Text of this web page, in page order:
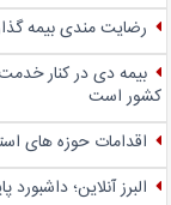
رضایت مندی بیمه
بیمه دی در کنار خدمت
کشور است
اقدامات حوزه های
البرز آنلاین؛